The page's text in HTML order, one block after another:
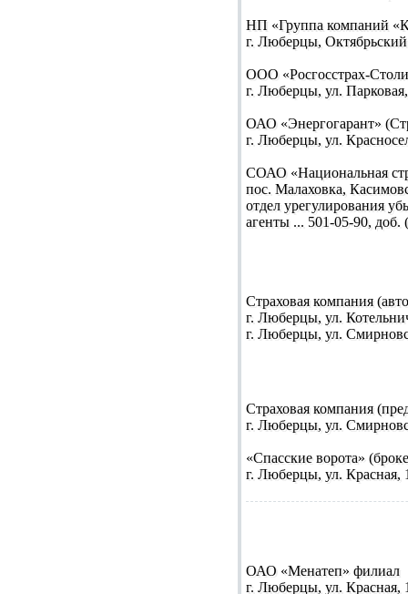
НП «Группа компаний
г. Люберцы,
ООО «Росгосстрах-
г. Люберцы, ул.
ОАО «Энергогарант»
г. Люберцы, ул.
СОАО «Национальная
пос. Малаховка,
отдел урегулирования
агенты ... 501-05-90, доб.
Страховая компания
г. Люберцы, ул.
г. Люберцы, ул.
Страховая компания
г. Люберцы, ул.
«Спасские ворота»
г. Люберцы, ул. Красная,
ОАО «Менатеп» филиал
г. Люберцы, ул. Красная,